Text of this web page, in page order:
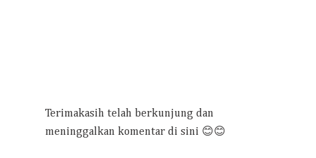
Terimakasih telah berkunjung dan
meninggalkan komentar di sini 😊😊